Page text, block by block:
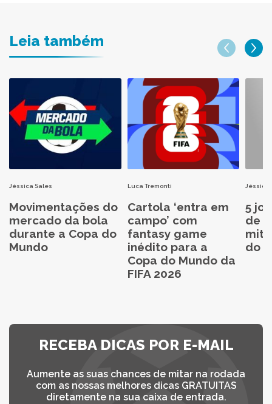
Leia também
Jéssica Sales
Movimentações do
mercado da bola
durante a Copa do
Mundo
Luca Tremonti
Cartola ‘entra em
campo’ com
fantasy game
inédito para a
Copa do Mundo da
FIFA 2026
Jéssica
5
de
do
RECEBA DICAS POR E-MAIL
Aumente as suas chances de mitar na rodada
com as nossas melhores dicas GRATUITAS
diretamente na sua caixa de entrada.